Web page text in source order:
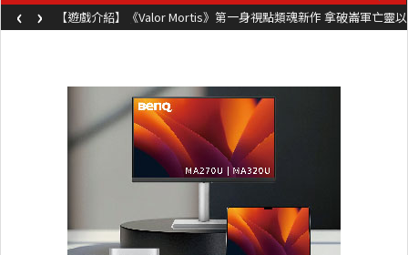
【遊戲介紹】《Valor Mortis》第一身視點類魂新作 拿破崙軍亡靈以
槍械劍與魔法殺敵
‹ ›